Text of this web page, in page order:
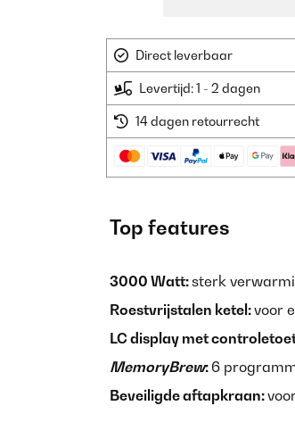
Direct leverbaar
Levertijd: 1 - 2 dagen
14 dagen retourrecht
Top features
3000 Watt:sterk
Roestvrijstalen ketel:voor
LC display met
MemoryBrew: 6
Beveiligde aftapkraan: